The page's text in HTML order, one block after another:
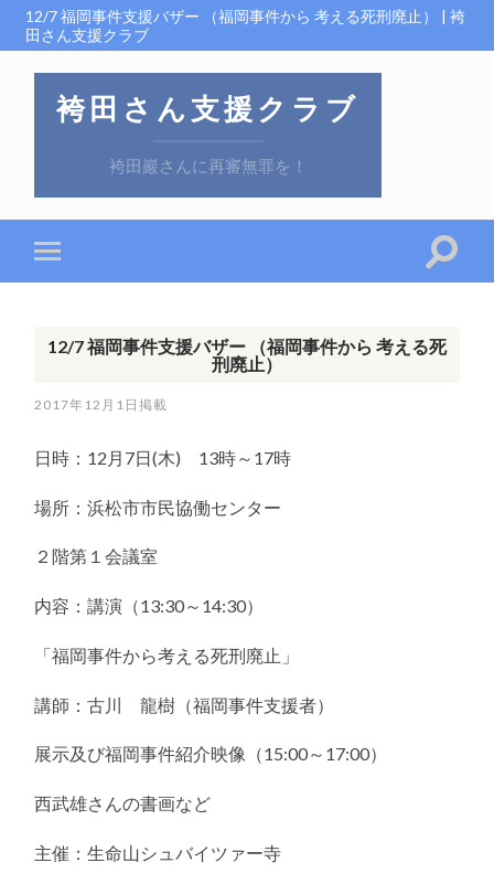
12/7 福岡事件支援バザー （福岡事件から 考える死刑廃止） | 袴
田さん支援クラブ
袴田さん支援クラブ
袴田巖さんに再審無罪を！
12/7 福岡事件支援バザー （福岡事件から 考える死
刑廃止）
2017年12月1日
日時：12月7日(木) 13時～17時
場所：浜松市市民協働センター
２階第１会議室
内容：講演（13:30～14:30）
「福岡事件から考える死刑廃止」
講師：古川 龍樹（福岡事件支援者）
展示及び福岡事件紹介映像（15:00～17:00）
西武雄さんの書画など
主催：生命山シュバイツァー寺